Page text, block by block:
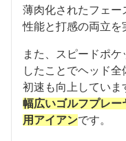
薄肉化されたフェー
性能と打感の両立を
また、スピードポ
したことでヘッド
初速も向上していま
幅広いゴルフプレー
用アイアンです。